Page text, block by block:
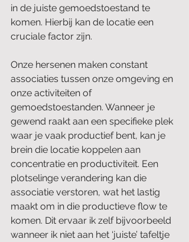
in de juiste gemoedstoestand te
komen. Hierbij kan de locatie een
cruciale factor zijn.
Onze hersenen maken constant
associaties tussen onze omgeving en
onze activiteiten of
gemoedstoestanden. Wanneer je
gewend raakt aan een specifieke plek
waar je vaak productief bent, kan je
brein die locatie koppelen aan
concentratie en productiviteit. Een
plotselinge verandering kan die
associatie verstoren, wat het lastig
maakt om in die productieve flow te
komen. Dit ervaar ik zelf bijvoorbeeld
wanneer ik niet aan het ‘juiste’ tafeltje